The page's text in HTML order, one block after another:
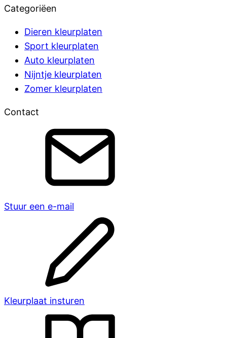
Categoriëen
Dieren kleurplaten
Sport kleurplaten
Auto kleurplaten
Nijntje kleurplaten
Zomer kleurplaten
Contact
Stuur een e-mail
Kleurplaat insturen